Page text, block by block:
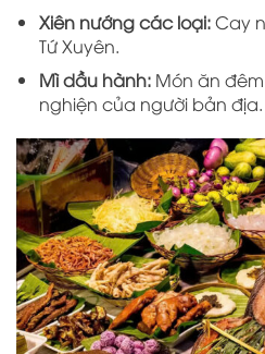
Xiên nướng các loại:Cay
Tứ Xuyên.
Mì dầu hành:Món ăn
nghiện của người bản địa.